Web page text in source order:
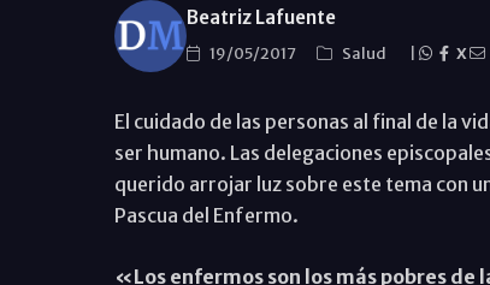
Beatriz Lafuente
19/05/2017 Salud X
El cuidado de las personas al final de la
ser humano. Las delegaciones
querido arrojar luz sobre este tema con
Pascua del Enfermo.
«Los enfermos son los más pobres de